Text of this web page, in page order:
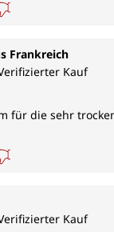
Frankreich
Bewertung von
Kauf
für die sehr
Kauf